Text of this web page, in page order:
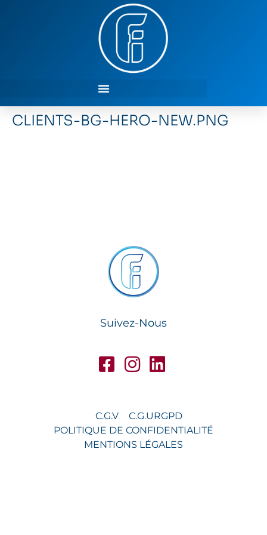
CLIENTS-BG-HERO-NEW.PNG
Suivez-Nous
C.G.V C.G.URGPD
POLITIQUE DE CONFIDENTIALITÉ
MENTIONS LÉGALES